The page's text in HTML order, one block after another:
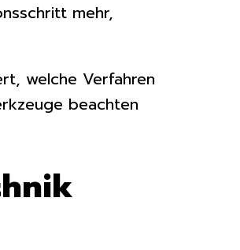
mehr,
welche Verfahren
beachten